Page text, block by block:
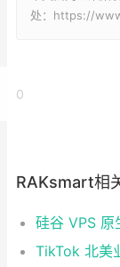
处：https://
0
RAKsmart相